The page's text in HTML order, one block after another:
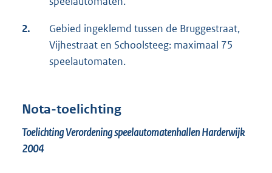
2.
Gebied ingeklemd tussen de Bruggestraat,
Vijhestraat en Schoolsteeg: maximaal 75
speelautomaten.
Nota-toelichting
Toelichting Verordening speelautomatenhallen Harderwijk
2004